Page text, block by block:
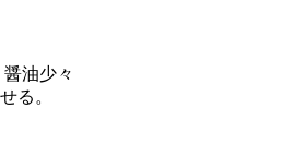
油少々
る。